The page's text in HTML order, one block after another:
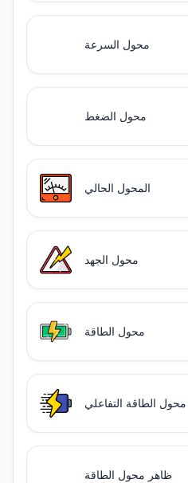
محول السرعة
محول الضغط
المحول الحالي
محول الجهد
محول الطاقة
محول الطاقة التفاعلي
ظاهر محول الطاقة